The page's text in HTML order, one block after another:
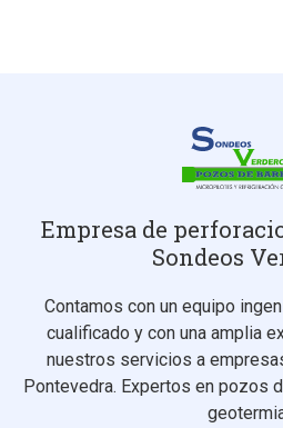
Empresa de
Sondeos
Contamos con un equipo
cualificado y con una amplia
nuestros servicios a
Pontevedra. Expertos en pozos